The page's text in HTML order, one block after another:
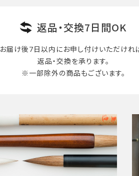
返品・交換7日間OK
お届け後7日以内にお申し付けいただけれ
返品・交換を承ります。
※一部除外の商品もございます。